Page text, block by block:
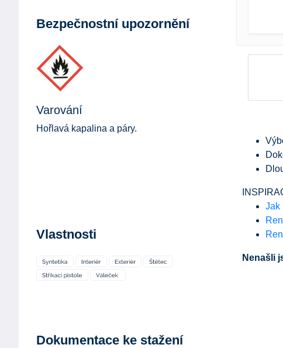
Bezpečnostní upozornění
Varování
Hořlavá kapalina a páry.
Vlastnosti
Dokumentace ke stažení
Jak
Nenašli